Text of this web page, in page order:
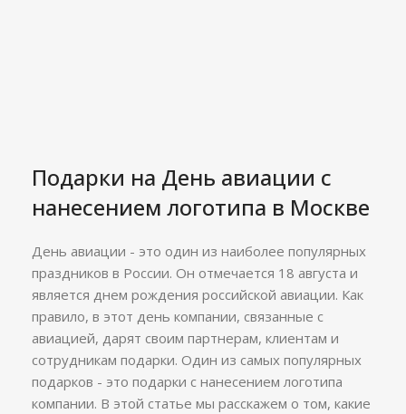
Подарки на День авиации c
нанесением логотипа в Москве
День авиации - это один из наиболее популярных
праздников в России. Он отмечается 18 августа и
является днем рождения российской авиации. Как
правило, в этот день компании, связанные с
авиацией, дарят своим партнерам, клиентам и
сотрудникам подарки. Один из самых популярных
подарков - это подарки с нанесением логотипа
компании. В этой статье мы расскажем о том, какие